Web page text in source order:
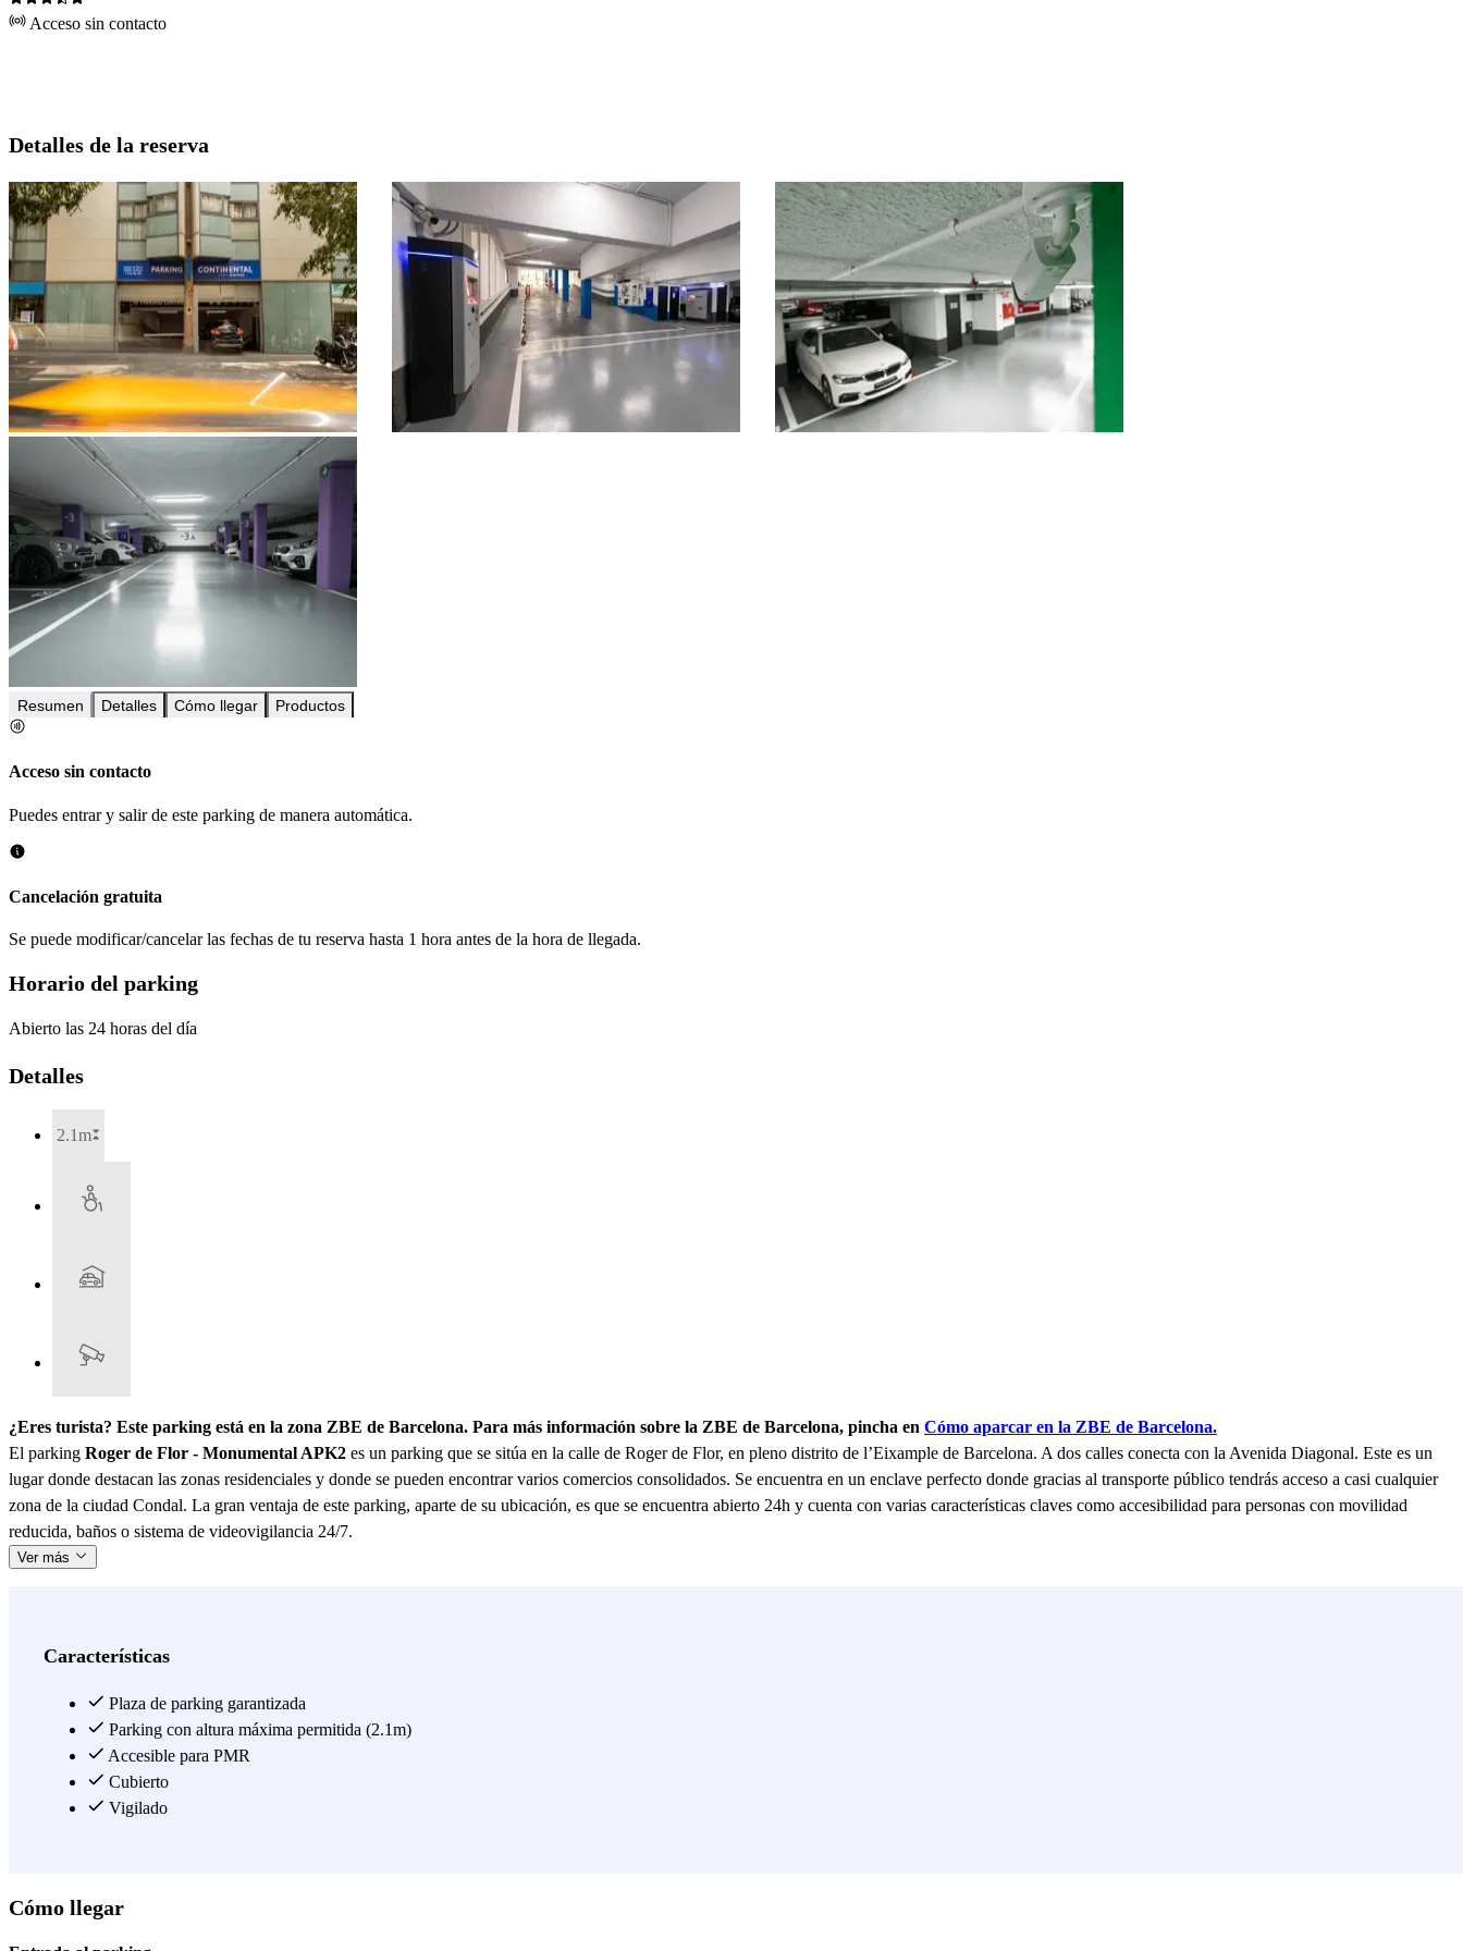
Acceso sin contacto
Detalles de la reserva
Resumen Detalles Cómo llegar Productos
Acceso sin contacto
Puedes entrar y salir de este parking de manera automática.
Cancelación gratuita
Se puede modificar/cancelar las fechas de tu reserva hasta 1 hora antes de la hora de llegada.
Horario del parking
Abierto las 24 horas del día
Detalles
2.1m
¿Eres turista? Este parking está en la zona ZBE de Barcelona. Para más información sobre la ZBE de Barcelona, pincha en Cómo aparcar en la ZBE de Barcelona.
El parking Roger de Flor - Monumental APK2 es un parking que se sitúa en la calle de Roger de Flor, en pleno distrito de l’Eixample de Barcelona. A dos calles conecta con la Avenida Diagonal. Este es un
lugar donde destacan las zonas residenciales y donde se pueden encontrar varios comercios consolidados. Se encuentra en un enclave perfecto donde gracias al transporte público tendrás acceso a casi cualquier
zona de la ciudad Condal. La gran ventaja de este parking, aparte de su ubicación, es que se encuentra abierto 24h y cuenta con varias características claves como accesibilidad para personas con movilidad
reducida, baños o sistema de videovigilancia 24/7.
Ver más
Características
Plaza de parking garantizada
Parking con altura máxima permitida (2.1m)
Accesible para PMR
Cubierto
Vigilado
Cómo llegar